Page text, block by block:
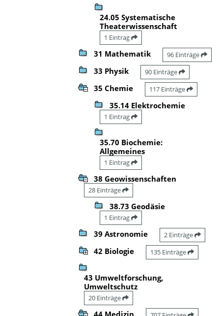
24.05 Systematische
Theaterwissenschaft
1 Eintrag
31 Mathematik 96 Einträge
33 Physik 90 Einträge
35 Chemie 117 Einträge
35.14 Elektrochemie
1 Eintrag
35.70 Biochemie:
Allgemeines
1 Eintrag
38 Geowissenschaften
28 Einträge
38.73 Geodäsie
1 Eintrag
39 Astronomie 2 Einträge
42 Biologie 135 Einträge
43 Umweltforschung,
Umweltschutz
20 Einträge
44 Medizin